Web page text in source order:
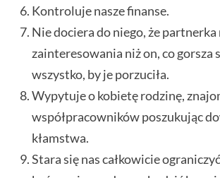
Kontroluje nasze finanse.
Nie dociera do niego, że partnerka
zainteresowania niż on, co gorsza
wszystko, by je porzuciła.
Wypytuje o kobietę rodzinę,
współpracowników poszukując
kłamstwa.
Stara się nas całkowicie